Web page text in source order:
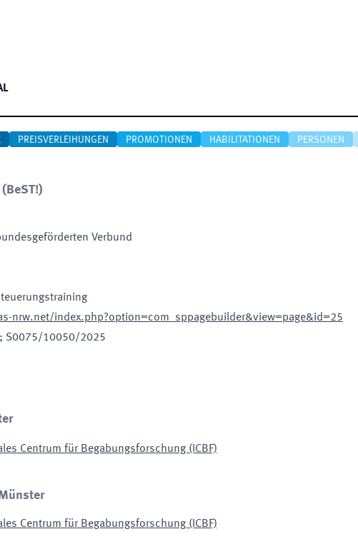
PREISVERLEIHUNGEN PROMOTIONEN HABILITATIONEN PERSONEN
( BeST!)
Verbund
nrw.net/index.php?option=com_sppagebuilder&view=page&id=25
S0075/10050/2025
Centrum für Begabungsforschung (ICBF)
Centrum für Begabungsforschung (ICBF)